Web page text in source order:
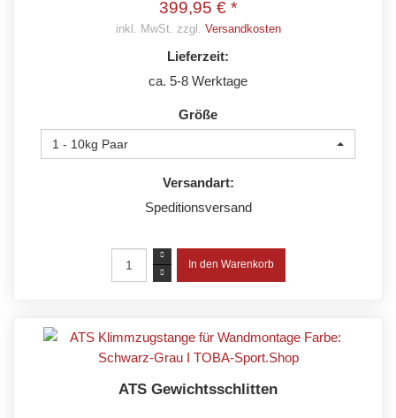
399,95 € *
inkl. MwSt. zzgl. Versandkosten
Lieferzeit:
ca. 5-8 Werktage
Größe
1 - 10kg Paar
Versandart:
Speditionsversand
ATS Gewichtsschlitten